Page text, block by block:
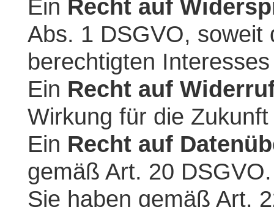
Ein Recht auf
Abs. 1 DSGVO, soweit
berechtigten
Ein Recht auf
Wirkung für die
Ein Recht auf
gemäß Art. 20 DSGVO.
Sie haben gemäß Art.